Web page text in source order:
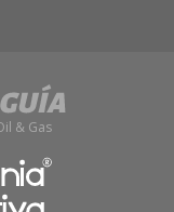
& Gas